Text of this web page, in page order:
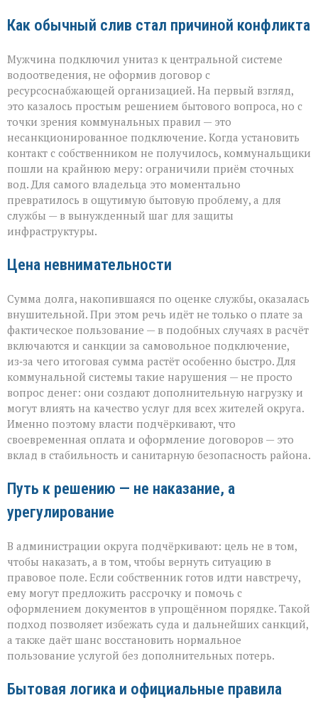
Как обычный слив стал причиной конфликта
Мужчина подключил унитаз к центральной системе
водоотведения, не оформив договор с
ресурсоснабжающей организацией. На первый взгляд,
это казалось простым решением бытового вопроса, но с
точки зрения коммунальных правил — это
несанкционированное подключение. Когда установить
контакт с собственником не получилось, коммунальщики
пошли на крайнюю меру: ограничили приём сточных
вод. Для самого владельца это моментально
превратилось в ощутимую бытовую проблему, а для
службы — в вынужденный шаг для защиты
инфраструктуры.
Цена невнимательности
Сумма долга, накопившаяся по оценке службы, оказалась
внушительной. При этом речь идёт не только о плате за
фактическое пользование — в подобных случаях в расчёт
включаются и санкции за самовольное подключение,
из‑за чего итоговая сумма растёт особенно быстро. Для
коммунальной системы такие нарушения — не просто
вопрос денег: они создают дополнительную нагрузку и
могут влиять на качество услуг для всех жителей округа.
Именно поэтому власти подчёркивают, что
своевременная оплата и оформление договоров — это
вклад в стабильность и санитарную безопасность района.
Путь к решению — не наказание, а
урегулирование
В администрации округа подчёркивают: цель не в том,
чтобы наказать, а в том, чтобы вернуть ситуацию в
правовое поле. Если собственник готов идти навстречу,
ему могут предложить рассрочку и помочь с
оформлением документов в упрощённом порядке. Такой
подход позволяет избежать суда и дальнейших санкций,
а также даёт шанс восстановить нормальное
пользование услугой без дополнительных потерь.
Бытовая логика и официальные правила